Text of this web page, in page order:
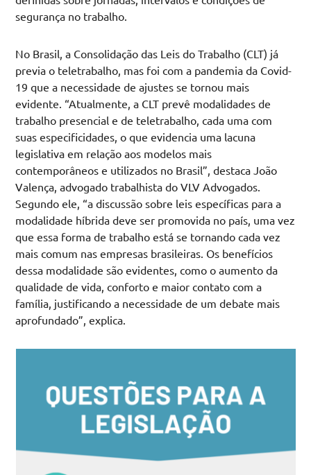
segurança no trabalho.
No Brasil, a Consolidação das Leis do Trabalho (CLT) já
previa o teletrabalho, mas foi com a pandemia da Covid-
19 que a necessidade de ajustes se tornou mais
evidente. “Atualmente, a CLT prevê modalidades de
trabalho presencial e de teletrabalho, cada uma com
suas especificidades, o que evidencia uma lacuna
legislativa em relação aos modelos mais
contemporâneos e utilizados no Brasil”, destaca João
Valença, advogado trabalhista do VLV Advogados.
Segundo ele, “a discussão sobre leis específicas para a
modalidade híbrida deve ser promovida no país, uma vez
que essa forma de trabalho está se tornando cada vez
mais comum nas empresas brasileiras. Os benefícios
dessa modalidade são evidentes, como o aumento da
qualidade de vida, conforto e maior contato com a
família, justificando a necessidade de um debate mais
aprofundado”, explica.